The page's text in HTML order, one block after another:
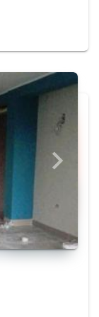
keyboard_arrow_right